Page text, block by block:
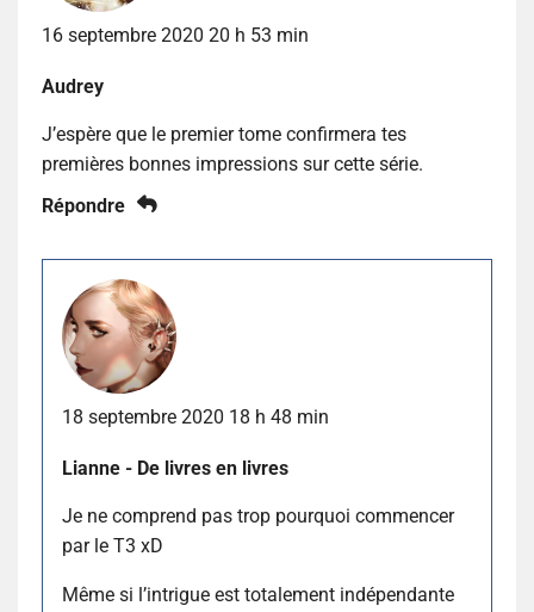
16 septembre 2020 20 h 53 min
Audrey
J’espère que le premier tome confirmera tes
premières bonnes impressions sur cette série.
Répondre
18 septembre 2020 18 h 48 min
Lianne - De livres en livres
Je ne comprend pas trop pourquoi commencer
par le T3 xD
Même si l’intrigue est totalement indépendante